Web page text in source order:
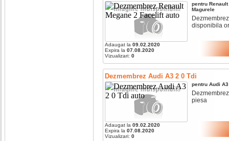
Adaugat la 09.02.2020
Expira la 07.08.2020
Vizualizari: 0
pentru Renault
Magurele
disponibila
Dezmembrez Audi A3 2 0 Tdi
Adaugat la 09.02.2020
Expira la 07.08.2020
Vizualizari: 0
pentru Audi A3
piesa